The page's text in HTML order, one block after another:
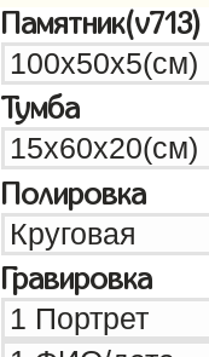
Памятник(v713)
Тумба
Полировка
Гравировка